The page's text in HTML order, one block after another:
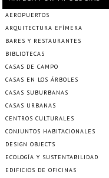
AEROPUERTOS
ARQUITECTURA EFÍMERA
BARES Y RESTAURANTES
BIBLIOTECAS
CASAS DE CAMPO
CASAS EN LOS ÁRBOLES
CASAS SUBURBANAS
CASAS URBANAS
CENTROS CULTURALES
CONJUNTOS HABITACIONALES
DESIGN OBJECTS
ECOLOGÍA Y SUSTENTABILIDAD
EDIFICIOS DE OFICINAS